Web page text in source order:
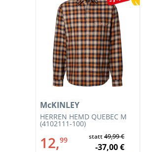
HERREN HEMD QUEBEC M
(4102111-100)
McKINLEY
12,99 statt49,99 €
-37,00 €